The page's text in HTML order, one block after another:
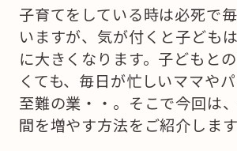
子育てをしている時は必死で
いますが、気が付くと子ども
に大きくなります。子どもと
くても、毎日が忙しいママや
至難の業・・。そこで今回は
間を増やす方法をご紹介します